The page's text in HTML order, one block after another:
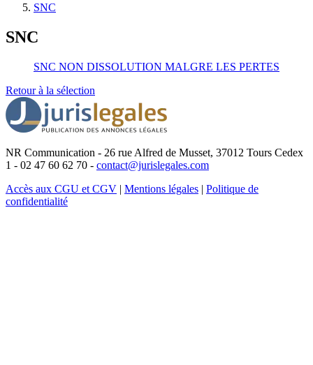
SNC
SNC
SNC NON DISSOLUTION MALGRE LES PERTES
Retour à la sélection
NR Communication - 26 rue Alfred de Musset, 37012 Tours Cedex
1 - 02 47 60 62 70 - contact@jurislegales.com
Accès aux CGU et CGV | Mentions légales | Politique de
confidentialité